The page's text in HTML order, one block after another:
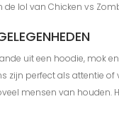
lol van Chicken vs
uit een hoodie, mok
zijn perfect als attentie
mensen van